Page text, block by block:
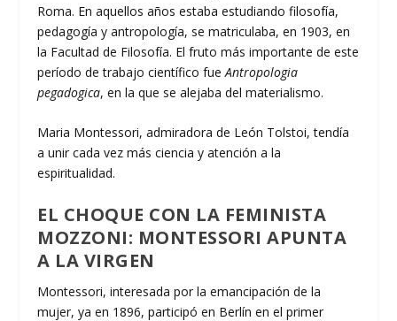
Roma. En aquellos años estaba estudiando filosofía,
pedagogía y antropología, se matriculaba, en 1903, en
la Facultad de Filosofía. El fruto más importante de este
período de trabajo científico fueAntropologia
pegadogica, en la que se alejaba del materialismo.
Maria Montessori, admiradora de León Tolstoi, tendía
a unir cada vez más ciencia y atención a la
espiritualidad.
EL CHOQUE CON LA FEMINISTA
MOZZONI: MONTESSORI APUNTA
A LA VIRGEN
Montessori, interesada por la emancipación de la
mujer, ya en 1896, participó en Berlín en el primer